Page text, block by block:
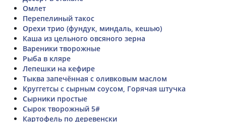
Омлет
Перепелиный такос
Орехи трио (фундук, миндаль, кешью)
Каша из цельного овсяного зерна
Вареники творожные
Рыба в кляре
Лепешки на кефире
Тыква запечённая с оливковым маслом
Круггетсы с сырным соусом, Горячая штучка
Сырники простые
Сырок творожный 5#
Картофель по деревенски